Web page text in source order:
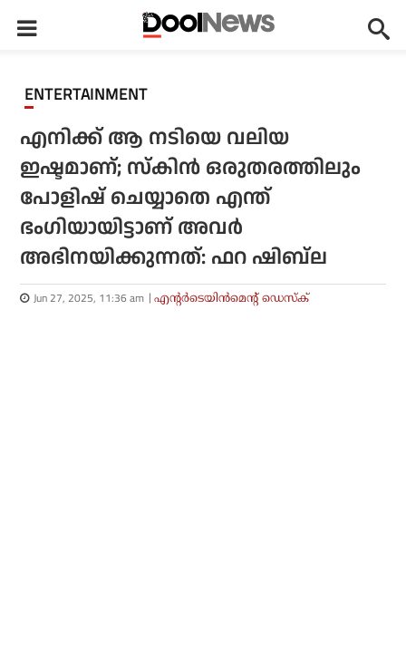
ENTERTAINMENT
എനിക്ക് ആ നടിയെ വലിയ
ഇഷ്ടമാണ്; സ്‌കിന്‍ ഒരുതരത്തിലും
പോളിഷ് ചെയ്യാതെ എന്ത്
ഭംഗിയായിട്ടാണ് അവർ
അഭിനയിക്കുന്നത്: ഫറ ഷിബ്‌ല
Jun 27, 2025, 11:36 am എന്റര്‍ടെയിന്‍മെന്റ് ഡെസ്‌ക്